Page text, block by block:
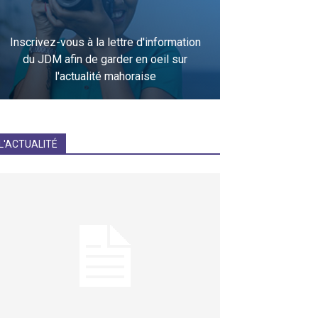
Inscrivez-vous à la lettre d'information
du JDM afin de garder en oeil sur
l'actualité mahoraise